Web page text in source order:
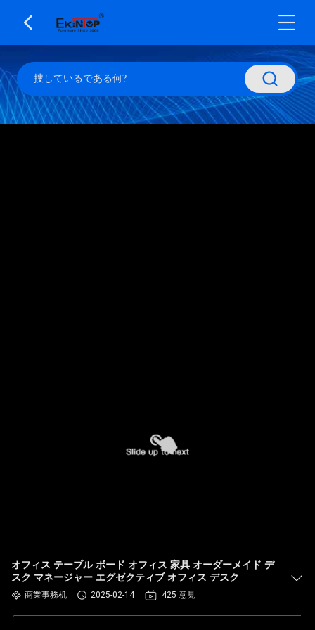
オフィス テーブル ボード オフィス 家具 オーダーメイド デ
スク マネージャー エグゼクティブ オフィス デスク
商業事務机 2025-02-14 425 意見